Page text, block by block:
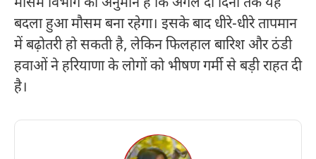
बदला हुआ मौसम बना रहेगा। इसके बाद धीरे-धीरे तापमान
में बढ़ोतरी हो सकती है, लेकिन फिलहाल बारिश और ठंडी
हवाओं ने हरियाणा के लोगों को भीषण गर्मी से बड़ी राहत दी
है।